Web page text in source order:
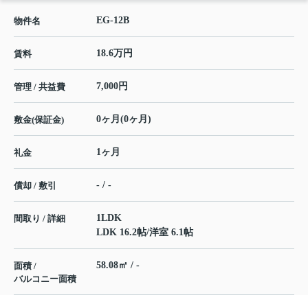
物件名 EG-12B
賃料 18.6万円
管理 / 共益費 7,000円
敷金(保証金) 0ヶ月(0ヶ月)
礼金 1ヶ月
償却 / 敷引 - / -
間取り / 詳細
1LDK
LDK 16.2帖/洋室 6.1帖
面積 /
バルコニー面積
58.08㎡ / -